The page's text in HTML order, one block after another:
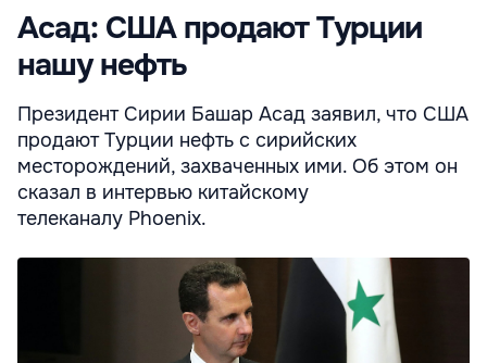
Асад: США продают Турции
нашу нефть
Президент Сирии Башар Асад заявил, что США
продают Турции нефть с сирийских
месторождений, захваченных ими. Об этом он
сказал в интервью китайскому
телеканалу Phoenix.